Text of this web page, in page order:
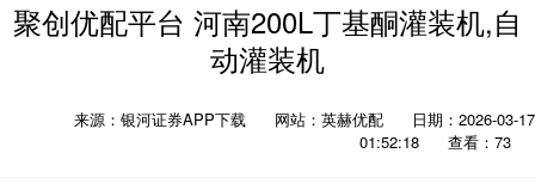
聚创优配平台 河南200L丁基酮灌装机,自
动灌装机
来源：银河证券APP下载 网站：英赫优配
日期：2026-03-17
01:52:18
查看：73